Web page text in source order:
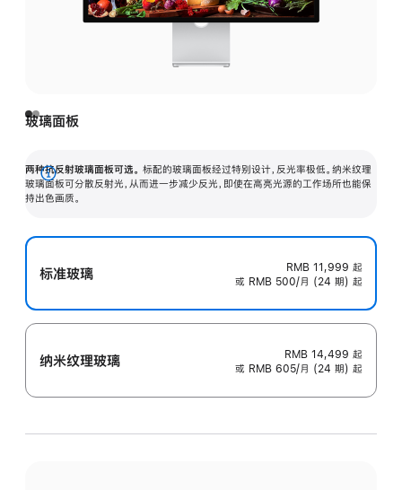
玻璃面板
两种抗反射玻璃面板可选。 标配的玻璃面板经过特别设计，反光率极低。纳米纹理
玻璃面板可分散反射光，从而进一步减少反光，即使在高亮光源的工作场所也能保
持出色画质。
展
开
标准玻璃 RMB 11,999 起
或 RMB 500/月 (24 期) 起
纳米纹理玻璃 RMB 14,499 起
或 RMB 605/月 (24 期) 起